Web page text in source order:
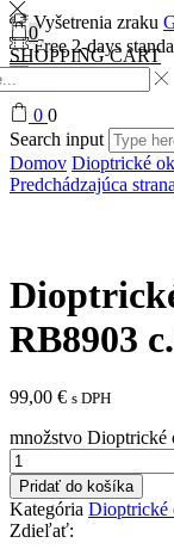
Vyšetrenia zraku
Free 2-days
0 0
0
SHOPPING CART
Search input
Domov Dioptrické
Predchádzajúca strana
RB8903
99,00 € s DPH
množstvo Dioptrické
Pridať do košíka
Kategória Dioptrické
Zdieľať: